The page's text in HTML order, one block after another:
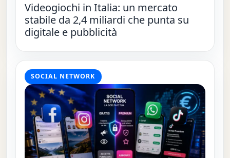
Videogiochi in Italia: un mercato
stabile da 2,4 miliardi che punta su
digitale e pubblicità
SOCIAL NETWORK